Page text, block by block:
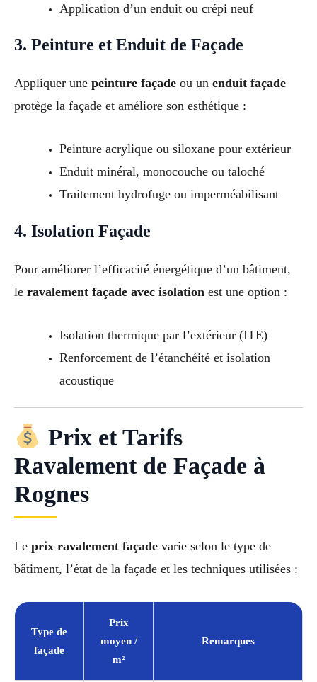
Application d’un enduit ou crépi neuf
3. Peinture et Enduit de Façade
Appliquer une peinture façade ou un enduit façade
protège la façade et améliore son esthétique :
Peinture acrylique ou siloxane pour extérieur
Enduit minéral, monocouche ou taloché
Traitement hydrofuge ou imperméabilisant
4. Isolation Façade
Pour améliorer l’efficacité énergétique d’un bâtiment,
le ravalement façade avec isolation est une option :
Isolation thermique par l’extérieur (ITE)
Renforcement de l’étanchéité et isolation
acoustique
Prix et Tarifs
Ravalement de Façade à
Rognes
Le prix ravalement façade varie selon le type de
bâtiment, l’état de la façade et les techniques utilisées :
Type de
façade
Prix
moyen /
m²
Remarques